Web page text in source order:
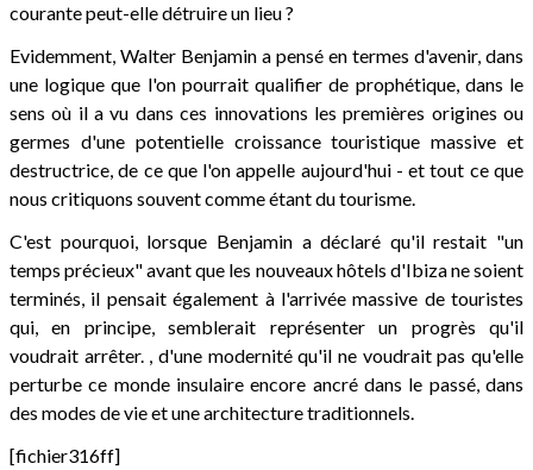
courante peut-elle détruire un lieu ?
Evidemment, Walter Benjamin a pensé en termes d'avenir, dans
une logique que l'on pourrait qualifier de prophétique, dans le
sens où il a vu dans ces innovations les premières origines ou
germes d'une potentielle croissance touristique massive et
destructrice, de ce que l'on appelle aujourd'hui - et tout ce que
nous critiquons souvent comme étant du tourisme.
C'est pourquoi, lorsque Benjamin a déclaré qu'il restait "un
temps précieux" avant que les nouveaux hôtels d'Ibiza ne soient
terminés, il pensait également à l'arrivée massive de touristes
qui, en principe, semblerait représenter un progrès qu'il
voudrait arrêter. , d'une modernité qu'il ne voudrait pas qu'elle
perturbe ce monde insulaire encore ancré dans le passé, dans
des modes de vie et une architecture traditionnels.
[fichier316ff]